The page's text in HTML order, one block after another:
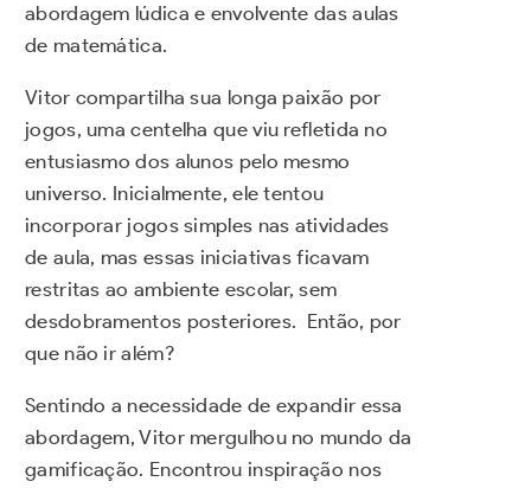
abordagem lúdica e envolvente das aulas
de matemática.
Vitor compartilha sua longa paixão por
jogos, uma centelha que viu refletida no
entusiasmo dos alunos pelo mesmo
universo. Inicialmente, ele tentou
incorporar jogos simples nas atividades
de aula, mas essas iniciativas ficavam
restritas ao ambiente escolar, sem
desdobramentos posteriores. Então, por
que não ir além?
Sentindo a necessidade de expandir essa
abordagem, Vitor mergulhou no mundo da
gamificação. Encontrou inspiração nos